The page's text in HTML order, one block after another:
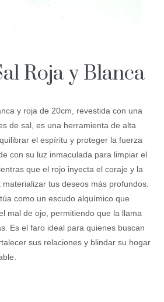
Roja y Blanca
y roja de 20cm, revestida con una
de sal, es una herramienta de alta
el espíritu y proteger la fuerza
con su luz inmaculada para limpiar el
que el rojo inyecta el coraje y la
tus deseos más profundos.
como un escudo alquímico que
mal de ojo, permitiendo que la llama
Es el faro ideal para quienes buscan
sus relaciones y blindar su hogar